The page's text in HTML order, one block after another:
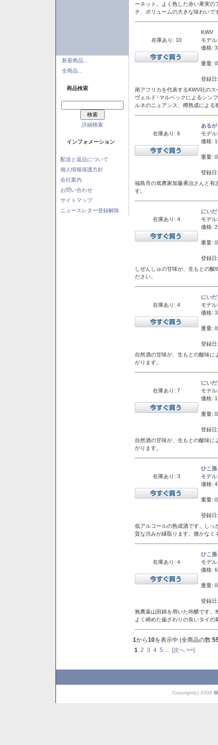
新着商品...
全商品...
商品検索
詳細検索
インフォメーション
配送と返品について
個人情報保護方針
会社案内
お問い合わせ
サイトマップ
ニュースレター登録解除
ーネット。よく熟した赤い果実
チ、ボリュームの大きな味わいで
在庫あり: 10
KWV
モデル:
価格:
重量:
登録
南アフリカを代表するKWV社の
ヴェルド･マルベックによるシン
ルネのニュアンス、樽熟成によ
在庫あり: 6
ある
モデル:
価格:
重量:
登録
福島市の篤農家加藤勇治さんと有
す。
在庫あり: 4
にい
モデル:
価格:
重量:
登録
しぜんしゅの甘味が、生もとの
ださい。
在庫あり: 4
にい
モデル:
価格:
重量:
登録
自然酒の甘味が、生もとの酸味
がります。
在庫あり: 7
にい
モデル:
価格:
重量:
登録
自然酒の甘味が、生もとの酸味
がります。
在庫あり: 3
ひこ
モデル:
価格:
重量:
登録
低アルコールの熟成酒です。しっ
質な渋みが縁取ります。微かなミ
在庫あり: 4
ひこ
モデル:
価格:
重量:
登録
無農薬山田錦を用いた吟醸です
よく締めた歯ざわりの良いタイ
1から10を表示中 (全商品の数:
1 2 3 4 5 [次へ >>]
Copyright(c) 2008